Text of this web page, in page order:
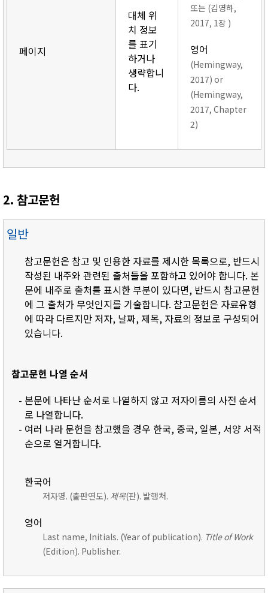
페이지
대체 위
치 정보
를 표기
하거나
생략합니
다.
또는 (김영하,
2017, 1장 )
영어
(Hemingway,
2017) or
(Hemingway,
2017, Chapter
2)
2. 참고문헌
일반
참고문헌은 참고 및 인용한 자료를 제시한 목록으로, 반드시
작성된 내주와 관련된 출처들을 포함하고 있어야 합니다. 본
문에 내주로 출처를 표시한 부분이 있다면, 반드시 참고문헌
에 그 출처가 무엇인지를 기술합니다. 참고문헌은 자료유형
에 따라 다르지만 저자, 날짜, 제목, 자료의 정보로 구성되어
있습니다.
참고문헌 나열 순서
- 본문에 나타난 순서로 나열하지 않고 저자이름의 사전 순서
로 나열합니다.
- 여러 나라 문헌을 참고했을 경우 한국, 중국, 일본, 서양 서적
순으로 열거합니다.
한국어
저자명. (출판연도). 제목(판). 발행처.
영어
Last name, Initials. (Year of publication). Title of Work
(Edition). Publisher.